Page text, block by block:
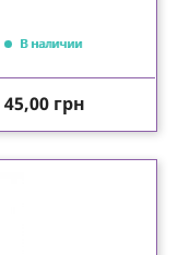
В наличии
Цена
45,00 грн